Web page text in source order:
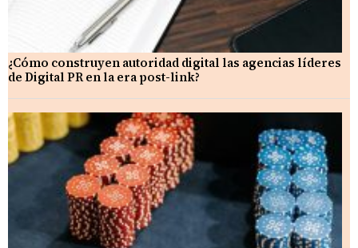
¿Cómo construyen autoridad digital las agencias líderes
de Digital PR en la era post-link?